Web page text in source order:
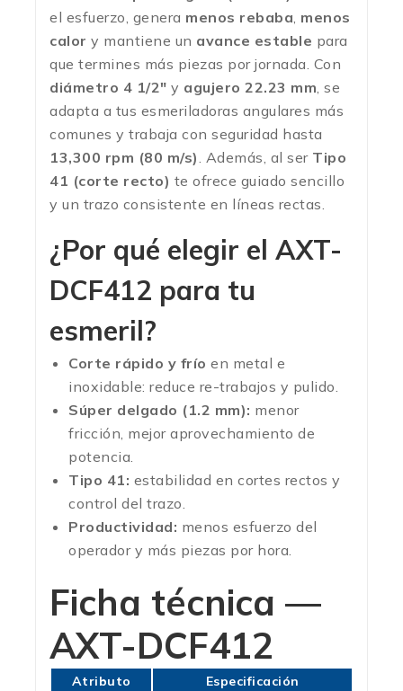
el esfuerzo, genera menos rebaba, menos
calor y mantiene un avance estable para
que termines más piezas por jornada. Con
diámetro 4 1/2″ y agujero 22.23 mm, se
adapta a tus esmeriladoras angulares más
comunes y trabaja con seguridad hasta
13,300 rpm (80 m/s). Además, al ser Tipo
41 (corte recto) te ofrece guiado sencillo
y un trazo consistente en líneas rectas.
¿Por qué elegir el AXT-
DCF412 para tu
esmeril?
Corte rápido y frío en metal e
inoxidable: reduce re-trabajos y pulido.
Súper delgado (1.2 mm): menor
fricción, mejor aprovechamiento de
potencia.
Tipo 41: estabilidad en cortes rectos y
control del trazo.
Productividad: menos esfuerzo del
operador y más piezas por hora.
Ficha técnica —
AXT-DCF412
Atributo Especificación